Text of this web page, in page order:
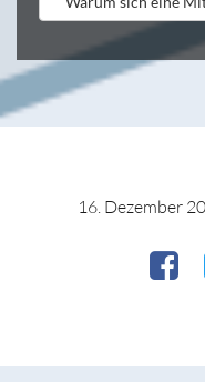
16. Dezember